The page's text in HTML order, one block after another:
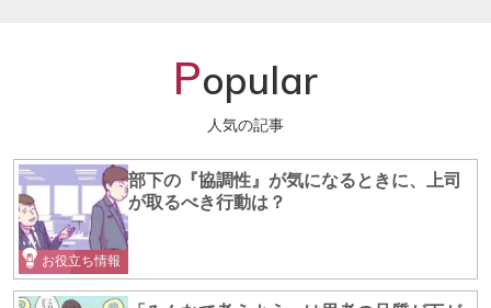
Popular
人気の記事
お役立ち情報
部下の『協調性』が気になるときに、上司
が取るべき行動は？